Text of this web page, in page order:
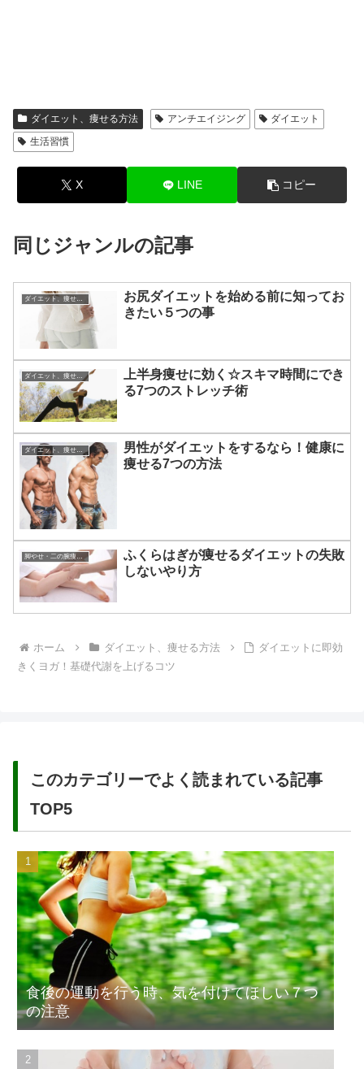
ダイエット、痩せる方法 アンチエイジング
ダイエット
生活習慣
X LINE コピー
同じジャンルの記事
お尻ダイエットを始める前に知ってお
きたい５つの事
ダイエット、痩せる方法
上半身痩せに効く☆スキマ時間にでき
る7つのストレッチ術
ダイエット、痩せる方法
男性がダイエットをするなら！健康に
痩せる7つの方法
脚やせ・二の腕痩せ・部分痩せの方法
ふくらはぎが痩せるダイエットの失敗
しないやり方
ホーム ダイエット、痩せる方法
ダイエットに即効
きくヨガ！基礎代謝を上げるコツ
このカテゴリーでよく読まれている記事
TOP5
食後の運動を行う時、気を付けてほしい７つ
の注意